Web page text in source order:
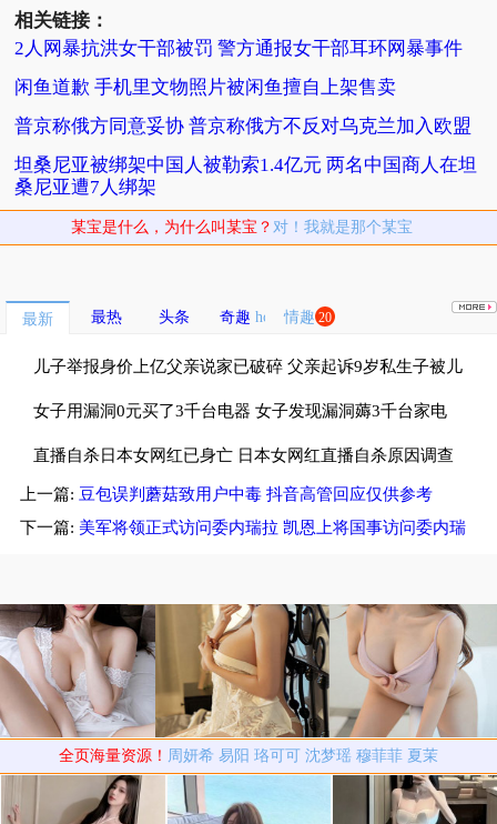
相关链接：
2人网暴抗洪女干部被罚 警方通报女干部耳环网暴事件
闲鱼道歉 手机里文物照片被闲鱼擅自上架售卖
普京称俄方同意妥协 普京称俄方不反对乌克兰加入欧盟
坦桑尼亚被绑架中国人被勒索1.4亿元 两名中国商人在坦
桑尼亚遭7人绑架
某宝是什么，为什么叫某宝？ 对！我就是那个某宝
最新 最热 头条 奇趣 情趣 20
儿子举报身价上亿父亲说家已破碎 父亲起诉9岁私生子被儿
子斥畜生不如
女子用漏洞0元买了3千台电器 女子发现漏洞薅3千台家电
租仓库存放
直播自杀日本女网红已身亡 日本女网红直播自杀原因调查
中
上一篇: 豆包误判蘑菇致用户中毒 抖音高管回应仅供参考
下一篇: 美军将领正式访问委内瑞拉 凯恩上将国事访问委内瑞
全页海量资源！ 周妍希 易阳 珞可可 沈梦瑶 穆菲菲 夏茉